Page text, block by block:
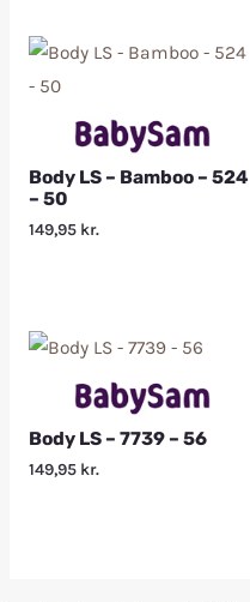
Body LS – Bamboo – 524
– 50
149,95 kr.
Body LS – 7739 – 56
149,95 kr.